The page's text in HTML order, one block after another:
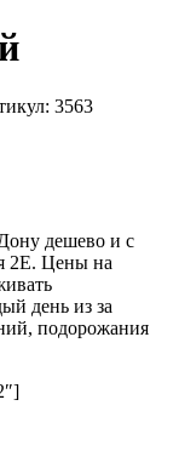
3563
дешево и с
2Е. Цены на
день из за
подорожания